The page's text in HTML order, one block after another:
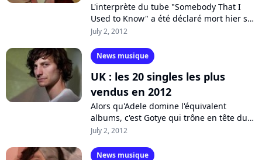
L'interprète du tube "Somebody That I
Used to Know" a été déclaré mort hier sur
Twitter. L'info a été reprise par la chaine
July 2, 2012
News musique
UK : les 20 singles les plus
vendus en 2012
Alors qu'Adele domine l'équivalent
albums, c'est Gotye qui trône en tête du
classement des singles les plus vendus
2012....
July 2, 2012
News musique